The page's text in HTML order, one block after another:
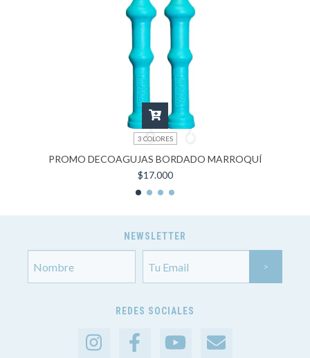
3 COLORES
PROMO DECOAGUJAS BORDADO MARROQUÍ
$17.000
NEWSLETTER
REDES SOCIALES